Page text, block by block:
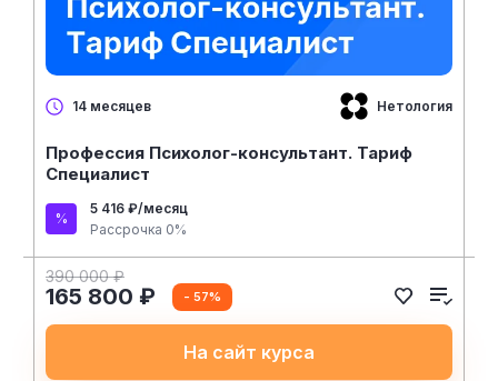
14 месяцев Нетология
Профессия Психолог-консультант. Тариф
Специалист
5 416 ₽/месяц
Рассрочка 0%
390 000 ₽
165 800 ₽ - 57%
На сайт курса